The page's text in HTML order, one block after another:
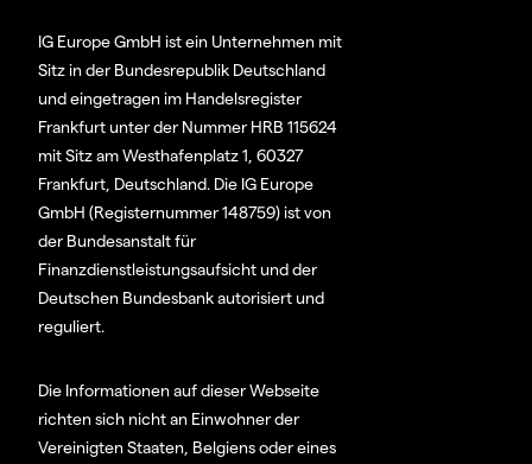
IG Europe GmbH ist ein Unternehmen mit
Sitz in der Bundesrepublik Deutschland
und eingetragen im Handelsregister
Frankfurt unter der Nummer HRB 115624
mit Sitz am Westhafenplatz 1, 60327
Frankfurt, Deutschland. Die IG Europe
GmbH (Registernummer 148759) ist von
der Bundesanstalt für
Finanzdienstleistungsaufsicht und der
Deutschen Bundesbank autorisiert und
reguliert.
Die Informationen auf dieser Webseite
richten sich nicht an Einwohner der
Vereinigten Staaten, Belgiens oder eines